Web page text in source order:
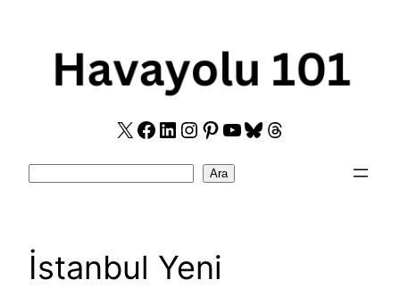
X Facebook
LinkedIn
Instagram
Pinterest
YouTube
Bluesky
Threads
Ara
İstanbul Yeni